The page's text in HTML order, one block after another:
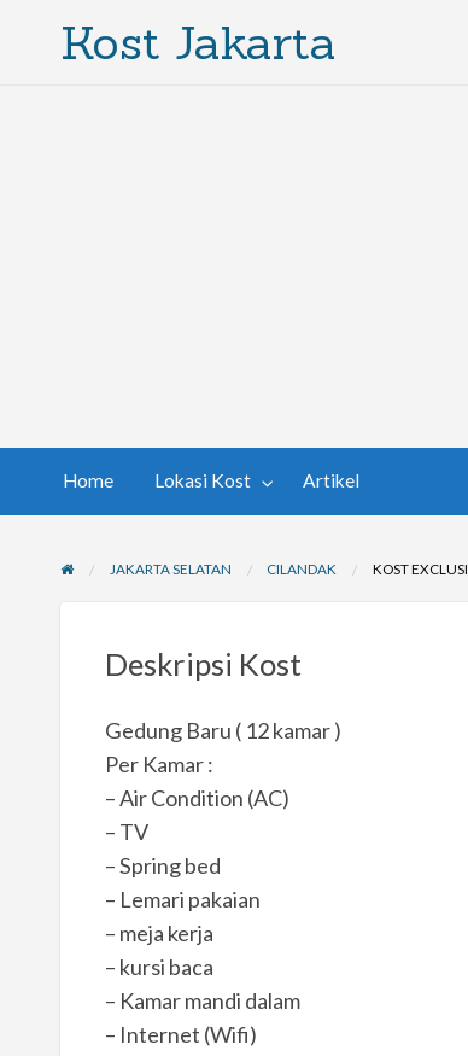
Kost Jakarta
Home Lokasi Kost Artikel
JAKARTA SELATAN CILANDAK KOST
Deskripsi Kost
Gedung Baru ( 12 kamar )
Per Kamar :
– Air Condition (AC)
– TV
– Spring bed
– Lemari pakaian
– meja kerja
– kursi baca
– Kamar mandi dalam
– Internet (Wifi)